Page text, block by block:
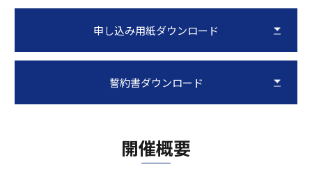
申し込み用紙ダウンロード
誓約書ダウンロード
開催概要